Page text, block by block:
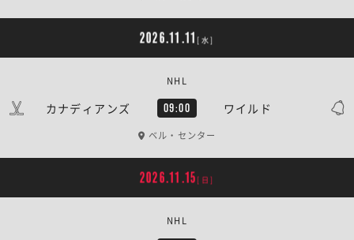
2026.11.11 [水]
カナディアンズ 09:00 ワイルド
NHL
ベル・センター
2026.11.15 [日]
NHL